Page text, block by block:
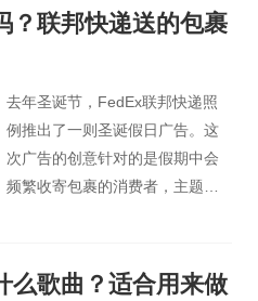
挑选了十个走出广告圈子，给人
们带来一些美好回忆的TVC广
？联邦快递送的包裹
去年圣诞节，FedEx联邦快递照
例推出了一则圣诞假日广告。这
次广告的创意针对的是假期中会
频繁收寄包裹的消费者，主题延
么歌曲？适合用来做